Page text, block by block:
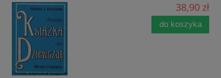
38,90 zł
do koszyka